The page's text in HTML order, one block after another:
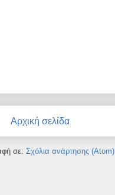
Αρχική σελίδα
σε: Σχόλια ανάρτησης (Atom)